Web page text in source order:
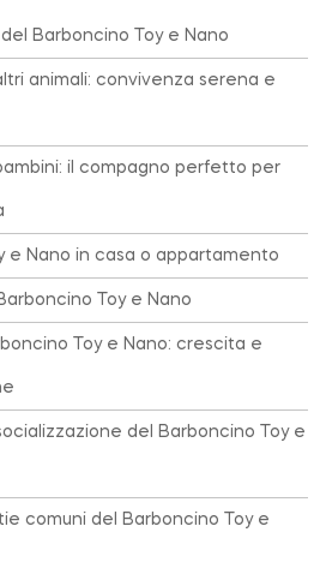
Barboncino Toy e Nano
animali: convivenza serena e
il compagno perfetto per
e Nano in casa o appartamento
Toy e Nano
Toy e Nano: crescita e
del Barboncino Toy e
comuni del Barboncino Toy e